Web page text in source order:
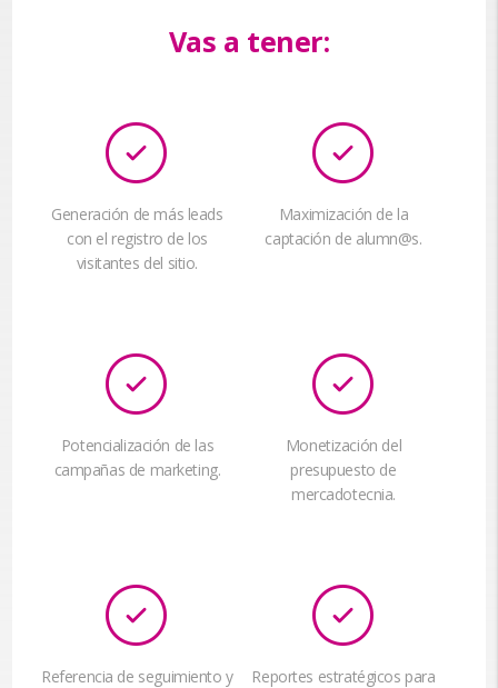
Vas a tener:
Generación de más leads
con el registro de los
visitantes del sitio.
Maximización de la
captación de alumn@s.
Potencialización de las
campañas de marketing.
Monetización del
presupuesto de
mercadotecnia.
Referencia de seguimiento y
Reportes estratégicos para